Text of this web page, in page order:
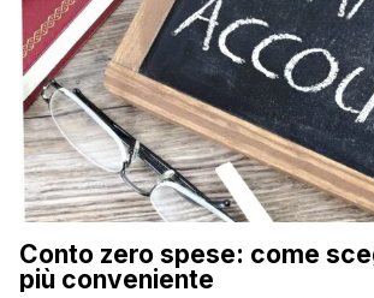
Conto zero spese: come
più conveniente